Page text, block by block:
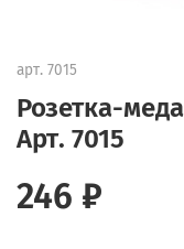
арт. 7015
Розетка-
Арт. 7015
246 ₽